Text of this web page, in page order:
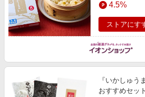
4.5%
ストアにす
『いかしゅう
おすすめセッ